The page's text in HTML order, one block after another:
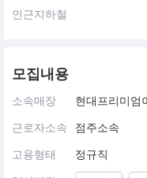
인근지하철
모집내용
소속매장 현대프리미엄
근로자소속 점주소속
고용형태 정규직